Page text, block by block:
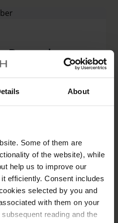
About
Some of them are
of the website), while
help us to improve our
efficiently. Consent includes
selected by you and
with them on your
reading and the
in diesem Jahr 21.972
wie der Opti
den Branchennachwuchs
teilnehmen konnten.
Dezember
Teilnehmenden zeigt
erhöhten
Schlafzeiten von 10
stehen ihr zufolge mit
weiter berichtet,
einer stark ausgeprägten
unter
Sehverlust.
November
von
Doch der Bedarf an
höher als die
Forschende entwickeln